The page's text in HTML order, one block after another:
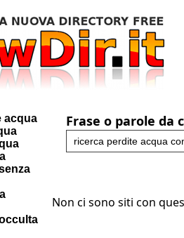
acqua
Frase o parole da
Non ci sono siti con